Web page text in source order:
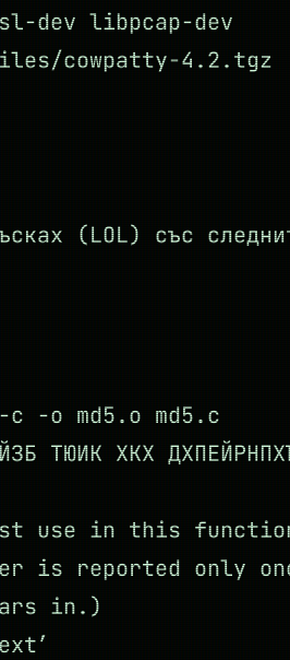
dev libpcap-dev
cowpatty-4.2.tgz
(LOL) със
-o md5.o md5.c
ТЮИК ХКХ
use in this
is reported only
in.)